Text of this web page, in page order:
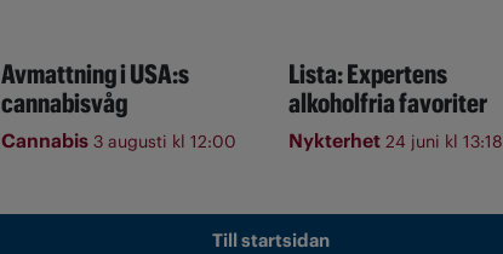
Avmattning i USA:s
cannabisvåg
Cannabis 3 augusti kl 12:00
Lista: Expertens
alkoholfria favoriter
Nykterhet 24 juni kl 13:18
Till startsidan